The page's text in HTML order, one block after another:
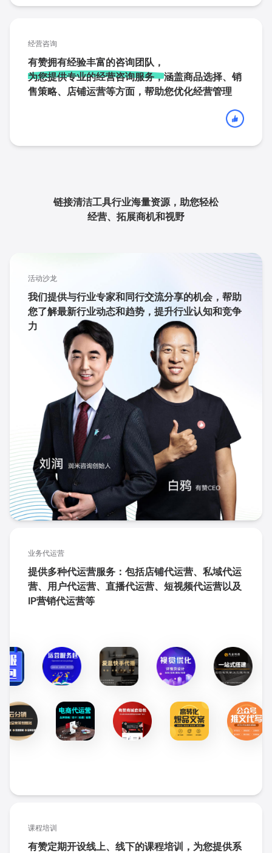
经营咨询
有赞拥有经验丰富的咨询团队，
为您提供专业的经营咨询服务，涵盖商品选择、销
售策略、店铺运营等方面，帮助您优化经营管理
链接清洁工具行业海量资源，助您轻松
经营、拓展商机和视野
活动沙龙
我们提供与行业专家和同行交流分享的机会，帮助
您了解最新行业动态和趋势，提升行业认知和竞争
力
业务代运营
提供多种代运营服务：包括店铺代运营、私域代运
营、用户代运营、直播代运营、短视频代运营以及
IP营销代运营等
课程培训
有赞定期开设线上、线下的课程培训，为您提供系